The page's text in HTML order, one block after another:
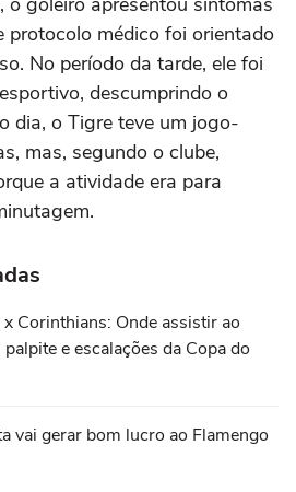
protocolo médico foi orientado
No período da tarde, ele foi
descumprindo o
dia, o Tigre teve um jogo-
mas, segundo o clube,
a atividade era para
Corinthians: Onde assistir ao
e escalações da Copa do
vai gerar bom lucro ao Flamengo